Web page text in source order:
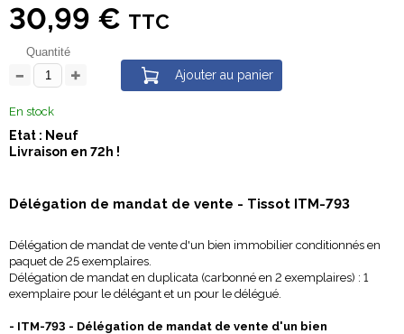
30,99 € TTC
Quantité
Ajouter au panier
En stock
Etat : Neuf
Livraison en 72h !
Délégation de mandat de vente - Tissot ITM-793
Délégation de mandat de vente d'un bien immobilier conditionnés en
paquet de 25 exemplaires.
Délégation de mandat en duplicata (carbonné en 2 exemplaires) : 1
exemplaire pour le délégant et un pour le délégué.
- ITM-793 - Délégation de mandat de vente d'un bien